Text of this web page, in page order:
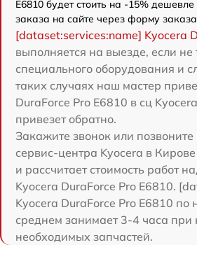
E6810 будет стоить на -15%
заказа на сайте через форму
[dataset:services:name] Kyocera
выполняется на выезде, если не
специального оборудования и
таких случаях наш мастер
DuraForce Pro E6810 в сц
привезет обратно.
Закажите звонок или
сервис-центра Kyocera в
и рассчитает стоимость работ
Kyocera DuraForce Pro E6810.
Kyocera DuraForce Pro E6810 по
среднем занимает 3-4 часа при
необходимых запчастей.